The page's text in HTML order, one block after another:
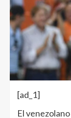
[ad_1]
El venezolano